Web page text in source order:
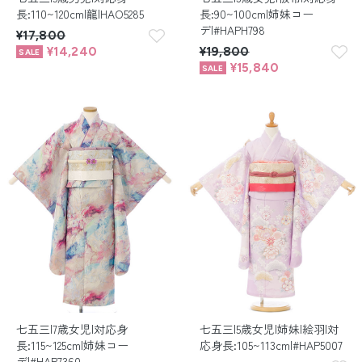
長:110~120cm|龍|HAO5285
¥17,800
¥14,240
長:90~100cm|姉妹コー
デ|#HAPH798
¥19,800
¥15,840
七五三|7歳女児|対応身
長:115~125cm|姉妹コー
七五三|5歳女児|姉妹|絵羽|対
応身長:105~113cm|#HAP5007